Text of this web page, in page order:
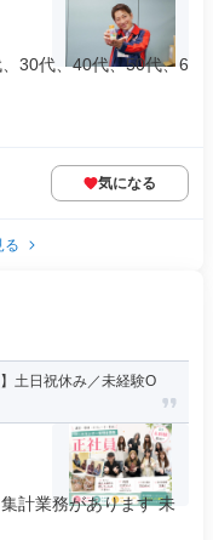
30代、40代、50代、6
気になる
る
土日祝休み／未経験O
計業務があります 未